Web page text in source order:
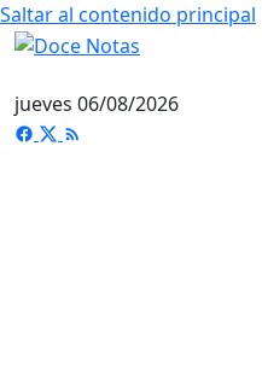
Saltar al contenido principal
jueves 06/08/2026